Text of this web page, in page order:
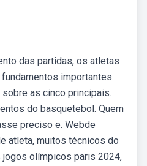
das partidas, os atletas
importantes.
as cinco principais.
do basquetebol. Quem
preciso e. Webde
atleta, muitos técnicos do
olímpicos paris 2024,